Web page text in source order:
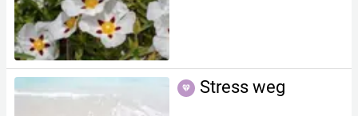
Stress weg